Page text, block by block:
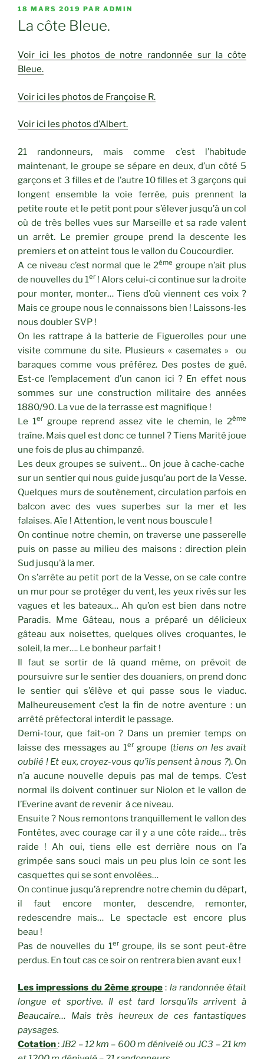
PUBLIÉ
LE
18 MARS 2019 PAR ADMIN
La côte Bleue.
Voir ici les photos de notre randonnée sur la côte
Bleue.
Voir ici les photos de Françoise R.
Voir ici les photos d’Albert.
21 randonneurs, mais comme c’est l’habitude
maintenant, le groupe se sépare en deux, d’un côté 5
garçons et 3 filles et de l’autre 10 filles et 3 garçons qui
longent ensemble la voie ferrée, puis prennent la
petite route et le petit pont pour s’élever jusqu’à un col
où de très belles vues sur Marseille et sa rade valent
un arrêt. Le premier groupe prend la descente les
premiers et on atteint tous le vallon du Coucourdier.
A ce niveau c’est normal que le 2ème groupe n’ait plus
de nouvelles du 1er ! Alors celui-ci continue sur la droite
pour monter, monter… Tiens d’où viennent ces voix ?
Mais ce groupe nous le connaissons bien ! Laissons-les
nous doubler SVP !
On les rattrape à la batterie de Figuerolles pour une
visite commune du site. Plusieurs « casemates » ou
baraques comme vous préférez. Des postes de gué.
Est-ce l’emplacement d’un canon ici ? En effet nous
sommes sur une construction militaire des années
1880/90. La vue de la terrasse est magnifique !
Le 1ergroupe reprend assez vite le chemin, le 2ème
traîne. Mais quel est donc ce tunnel ? Tiens Marité joue
une fois de plus au chimpanzé.
Les deux groupes se suivent… On joue à cache-cache
sur un sentier qui nous guide jusqu’au port de la Vesse.
Quelques murs de soutènement, circulation parfois en
balcon avec des vues superbes sur la mer et les
falaises. Aïe ! Attention, le vent nous bouscule !
On continue notre chemin, on traverse une passerelle
puis on passe au milieu des maisons : direction plein
Sud jusqu’à la mer.
On s’arrête au petit port de la Vesse, on se cale contre
un mur pour se protéger du vent, les yeux rivés sur les
vagues et les bateaux… Ah qu’on est bien dans notre
Paradis. Mme Gâteau, nous a préparé un délicieux
gâteau aux noisettes, quelques olives croquantes, le
soleil, la mer…. Le bonheur parfait !
Il faut se sortir de là quand même, on prévoit de
poursuivre sur le sentier des douaniers, on prend donc
le sentier qui s’élève et qui passe sous le viaduc.
Malheureusement c’est la fin de notre aventure : un
arrêté préfectoral interdit le passage.
Demi-tour, que fait-on ? Dans un premier temps on
laisse des messages au 1ergroupe (tiens on les avait
oublié ! Et eux, croyez-vous qu’ils pensent à nous ?). On
n’a aucune nouvelle depuis pas mal de temps. C’est
normal ils doivent continuer sur Niolon et le vallon de
l’Everine avant de revenir à ce niveau.
Ensuite ? Nous remontons tranquillement le vallon des
Fontêtes, avec courage car il y a une côte raide… très
raide ! Ah oui, tiens elle est derrière nous on l’a
grimpée sans souci mais un peu plus loin ce sont les
casquettes qui se sont envolées…
On continue jusqu’à reprendre notre chemin du départ,
il faut encore monter, descendre, remonter,
redescendre mais… Le spectacle est encore plus
beau !
Pas de nouvelles du 1ergroupe, ils se sont peut-être
perdus. En tout cas ce soir on rentrera bien avant eux !
Les impressions du 2ème groupe : la randonnée était
longue et sportive. Il est tard lorsqu’ils arrivent à
Beaucaire… Mais très heureux de ces fantastiques
paysages.
Cotation:JB2 – 12 km – 600 m dénivelé ou JC3 – 21 km